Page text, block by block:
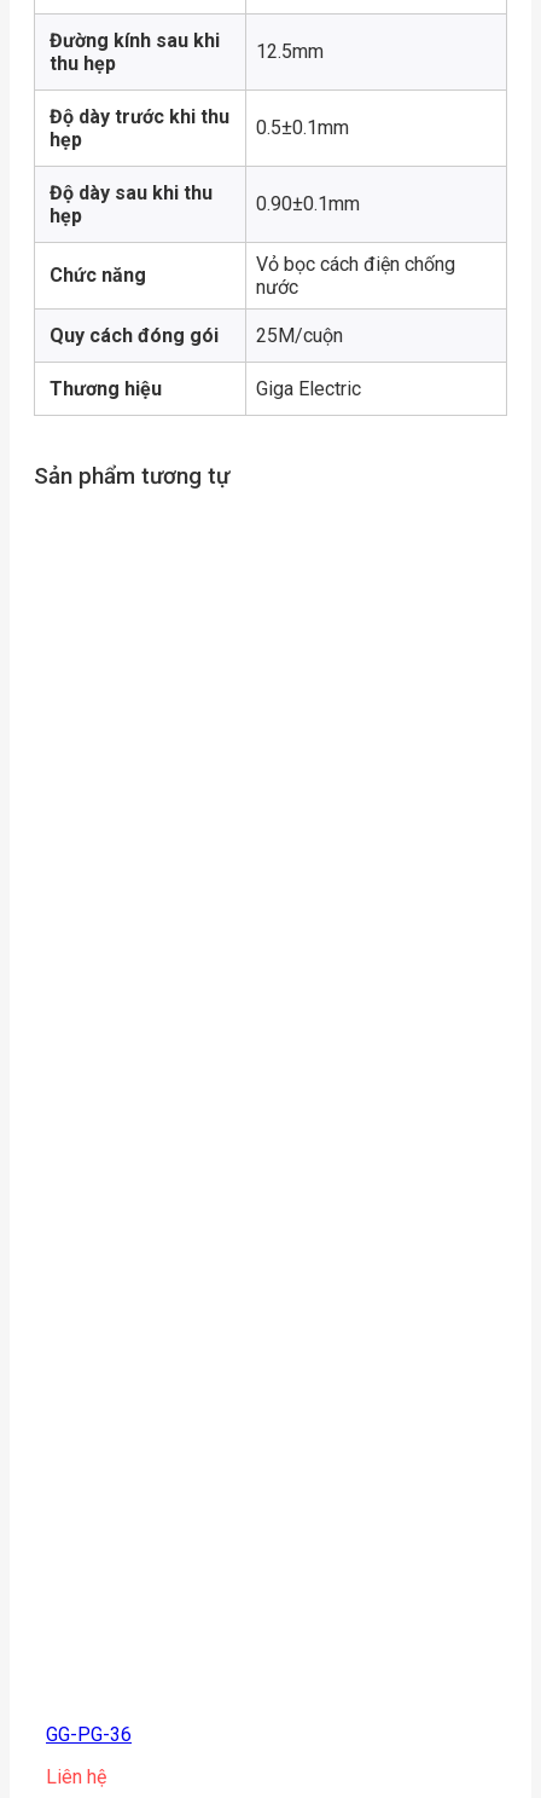
Đường kính sau khi
thu hẹp
12.5mm
Độ dày trước khi thu
hẹp
0.5±0.1mm
Độ dày sau khi thu
hẹp
0.90±0.1mm
Chức năng
Vỏ bọc cách điện chống
nước
Quy cách đóng gói 25M/cuộn
Thương hiệu Giga Electric
Sản phẩm tương tự
GG-PG-36
Liên hệ